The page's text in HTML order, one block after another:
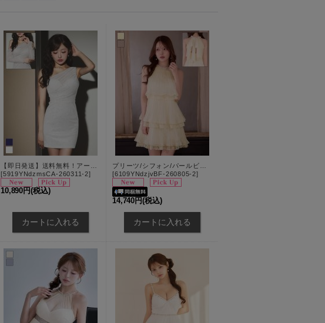
[5919YNdzmsCA-260311-2]
10,890円(税込)
[6109YNdzjvBF-260805-2]
14,740円(税込)